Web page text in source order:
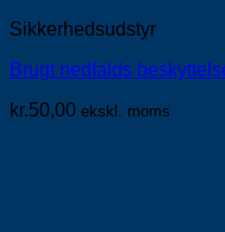
Sikkerhedsudstyr
Brugt nedfalds
kr.50,00 ekskl. moms